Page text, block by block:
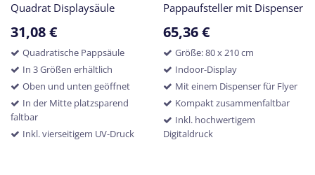
Quadrat Displaysäule
31,08€
Quadratische Pappsäule
In 3 Größen erhältlich
Oben und unten geöffnet
In der Mitte platzsparend
faltbar
Inkl. vierseitigem UV-Druck
Pappaufsteller mit Dispenser
65,36€
Größe: 80 x 210 cm
Indoor-Display
Mit einem Dispenser für Flyer
Kompakt zusammenfaltbar
Inkl. hochwertigem
Digitaldruck